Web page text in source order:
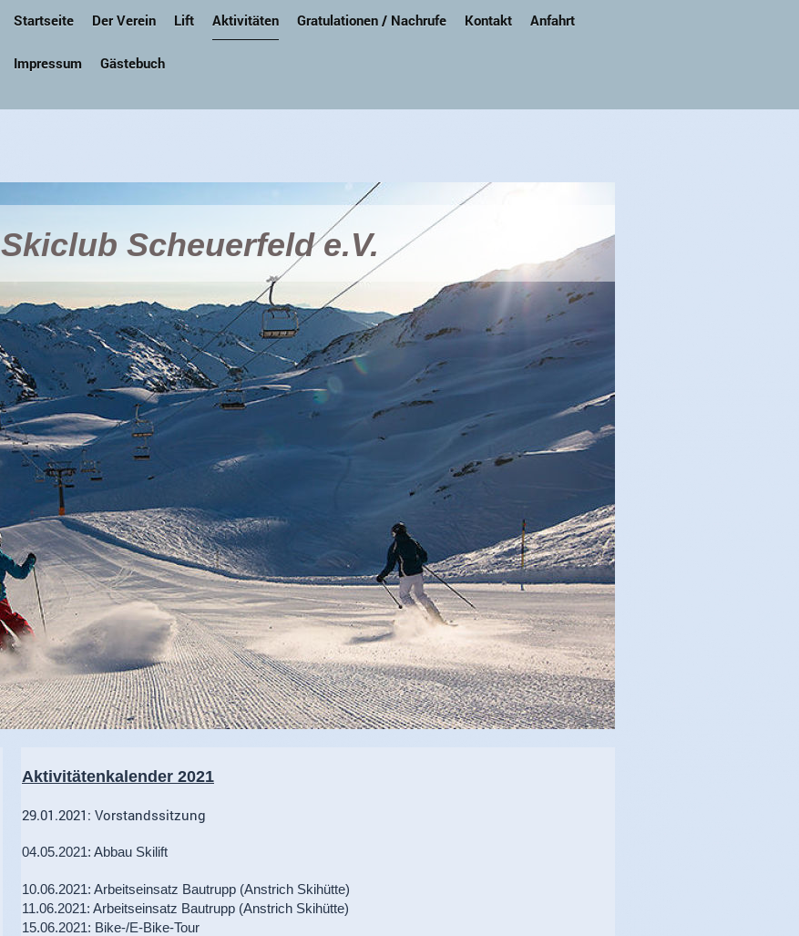
Startseite Der Verein Lift Aktivitäten Gratulationen / Nachrufe Kontakt Anfahrt
Impressum Gästebuch
Skiclub Scheuerfeld e.V.
Aktivitätenkalender 2021
29.01.2021: Vorstandssitzung
04.05.2021: Abbau Skilift
10.06.2021: Arbeitseinsatz Bautrupp (Anstrich Skihütte)
11.06.2021: Arbeitseinsatz Bautrupp (Anstrich Skihütte)
15.06.2021: Bike-/E-Bike-Tour